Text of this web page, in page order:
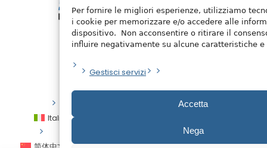
Per fornire le migliori esperienze, utilizziamo
i cookie per memorizzare e/o accedere alle
dispositivo. Non acconsentire o ritirare il
influire negativamente su alcune caratteristiche e
Gestisci servizi
Accetta
Nega
Italiano